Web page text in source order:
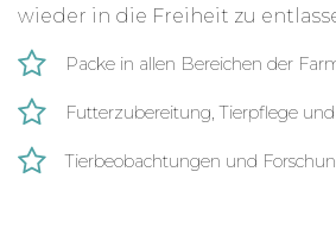
wieder in die Freiheit zu
Packe in allen Bereichen der
Futterzubereitung, Tierpflege
Tierbeobachtungen und